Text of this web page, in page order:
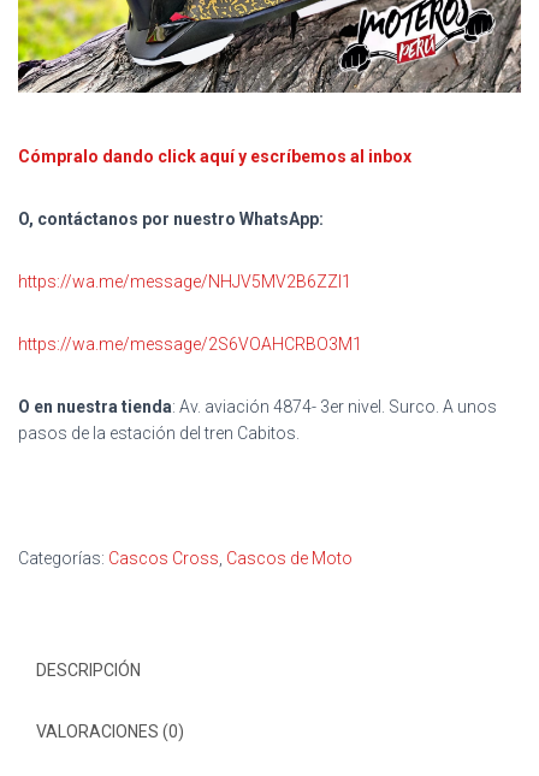
Cómpralo dando click aquí y escríbemos al inbox
O, contáctanos por nuestro WhatsApp:
https://wa.me/message/NHJV5MV2B6ZZI1
https://wa.me/message/2S6VOAHCRBO3M1
O en nuestra tienda: Av. aviación 4874- 3er nivel. Surco. A unos
pasos de la estación del tren Cabitos.
Categorías: Cascos Cross Cascos de Moto
DESCRIPCIÓN
VALORACIONES (0)